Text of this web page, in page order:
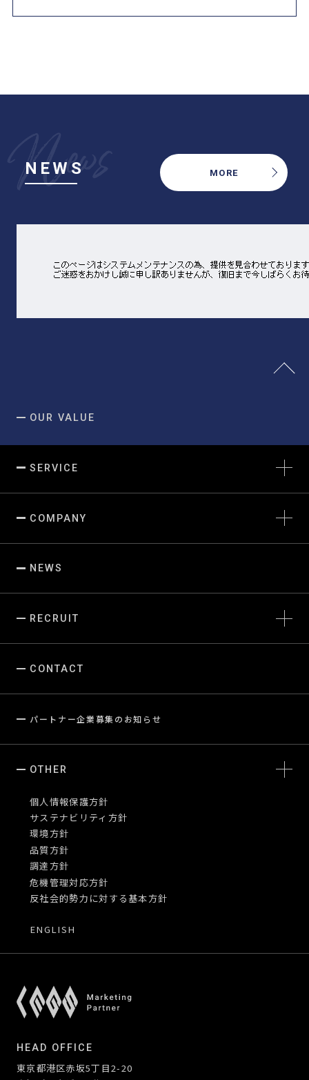
NEWS MORE
HEAD OFFICE
東京都港区赤坂5丁目2-20
OUR VALUE
SERVICE
フードエンターテインメント
生産・品質・調達管理
COMPANY
会社概要
サステナビリティ
NEWS
RECRUIT
CONTACT
パートナー企業募集のお知らせ
OTHER
個人情報保護方針
サステナビリティ方針
環境方針
品質方針
調達方針
危機管理対応方針
反社会的勢力に対する基本方針
ENGLISH